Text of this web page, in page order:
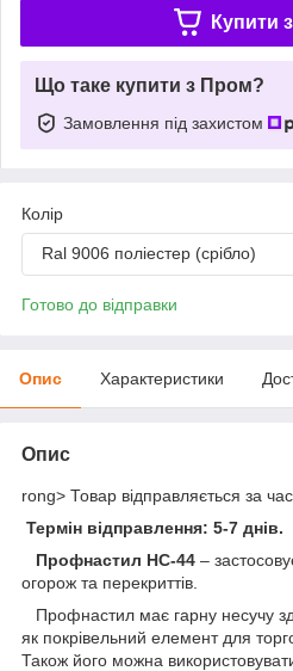
Купити з
Що таке купити з Пром?
Замовлення під захистом
Колір
Ral 9006 поліестер (срібло)
Готово до відправки
Опис Характеристики
Опис
rong> Товар відправляється за
Термін відправлення: 5-7 днів.
Профнастил НС-44 –
огорож та перекриттів.
Профнастил має гарну несучу
як покрівельний елемент для
Також його можна